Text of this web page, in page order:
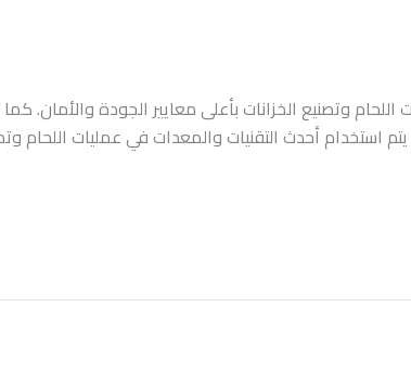
وتصنيع الخزانات بأعلى معايير الجودة والأمان.
استخدام أحدث التقنيات والمعدات في عمليات اللحام